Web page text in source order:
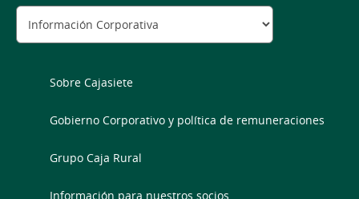
Sobre Cajasiete
Gobierno Corporativo y política de remuneraciones
Grupo Caja Rural
Información para nuestros socios